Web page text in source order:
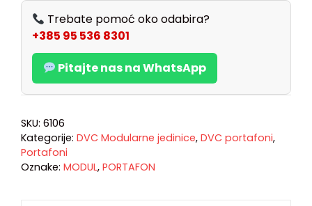
Trebate pomoć oko odabira?
+385 95 536 8301
Pitajte nas na WhatsApp
SKU: 6106
Kategorije: DVC Modularne jedinice, DVC portafoni,
Portafoni
Oznake: MODUL, PORTAFON